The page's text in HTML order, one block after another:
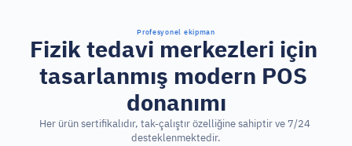
Profesyonel ekipman
Fizik tedavi merkezleri için
tasarlanmış modern POS
donanımı
Her ürün sertifikalıdır, tak-çalıştır özelliğine sahiptir ve 7/24
desteklenmektedir.